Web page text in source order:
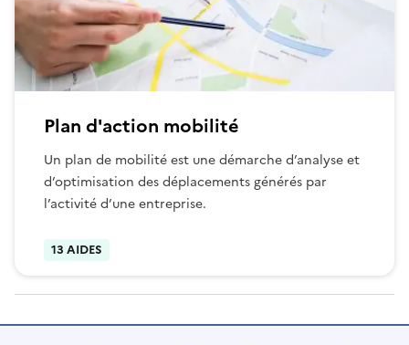
Plan d'action mobilité
Un plan de mobilité est une démarche d’analyse et
d’optimisation des déplacements générés par
l’activité d’une entreprise.
13 AIDES